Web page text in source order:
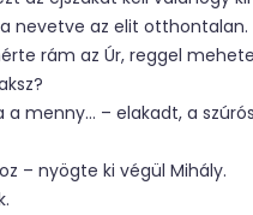
nevetve az elit otthontalan.
rám az Úr, reggel
menny… – elakadt, a
– nyögte ki végül Mihály.